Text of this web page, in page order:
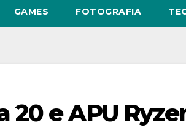
GAMES FOTOGRAFIA
20 e APU